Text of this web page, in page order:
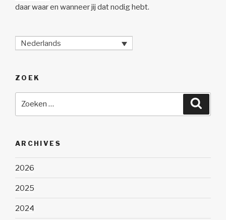
daar waar en wanneer jij dat nodig hebt.
Nederlands
ZOEK
ARCHIVES
2026
2025
2024